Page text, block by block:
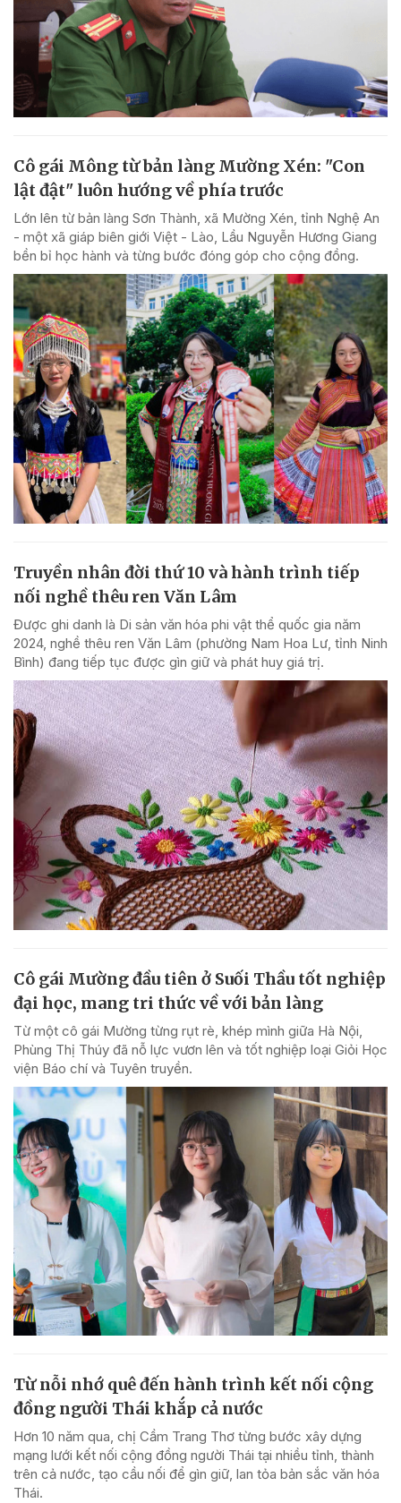
Cô gái Mông từ bản làng Mường Xén: "Con
lật đật" luôn hướng về phía trước
Lớn lên từ bản làng Sơn Thành, xã Mường Xén, tỉnh Nghệ An
- một xã giáp biên giới Việt - Lào, Lầu Nguyễn Hương Giang
bền bỉ học hành và từng bước đóng góp cho cộng đồng.
Truyền nhân đời thứ 10 và hành trình tiếp
nối nghề thêu ren Văn Lâm
Được ghi danh là Di sản văn hóa phi vật thể quốc gia năm
2024, nghề thêu ren Văn Lâm (phường Nam Hoa Lư, tỉnh Ninh
Bình) đang tiếp tục được gìn giữ và phát huy giá trị.
Cô gái Mường đầu tiên ở Suối Thầu tốt nghiệp
đại học, mang tri thức về với bản làng
Từ một cô gái Mường từng rụt rè, khép mình giữa Hà Nội,
Phùng Thị Thúy đã nỗ lực vươn lên và tốt nghiệp loại Giỏi Học
viện Báo chí và Tuyên truyền.
Từ nỗi nhớ quê đến hành trình kết nối cộng
đồng người Thái khắp cả nước
Hơn 10 năm qua, chị Cầm Trang Thơ từng bước xây dựng
mạng lưới kết nối cộng đồng người Thái tại nhiều tỉnh, thành
trên cả nước, tạo cầu nối để gìn giữ, lan tỏa bản sắc văn hóa
Thái.